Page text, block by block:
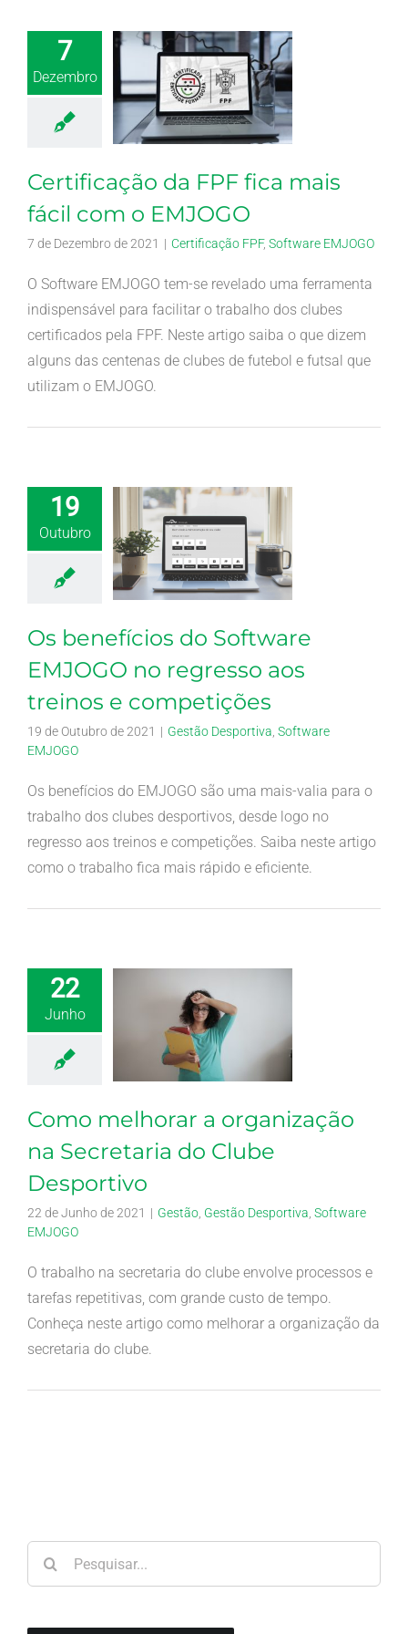
7
Dezembro
Certificação da FPF fica mais
fácil com o EMJOGO
7 de Dezembro de 2021 | Certificação FPF, Software EMJOGO
O Software EMJOGO tem-se revelado uma ferramenta
indispensável para facilitar o trabalho dos clubes
certificados pela FPF. Neste artigo saiba o que dizem
alguns das centenas de clubes de futebol e futsal que
utilizam o EMJOGO.
19
Outubro
Os benefícios do Software
EMJOGO no regresso aos
treinos e competições
19 de Outubro de 2021 | Gestão Desportiva Software
EMJOGO
Os benefícios do EMJOGO são uma mais-valia para o
trabalho dos clubes desportivos, desde logo no
regresso aos treinos e competições. Saiba neste artigo
como o trabalho fica mais rápido e eficiente.
22
Junho
Como melhorar a organização
na Secretaria do Clube
Desportivo
22 de Junho de 2021 | Gestão Gestão Desportiva Software
EMJOGO
O trabalho na secretaria do clube envolve processos e
tarefas repetitivas, com grande custo de tempo.
Conheça neste artigo como melhorar a organização da
secretaria do clube.